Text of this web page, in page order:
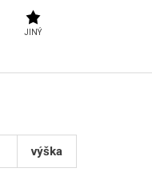
JINÝ
výška